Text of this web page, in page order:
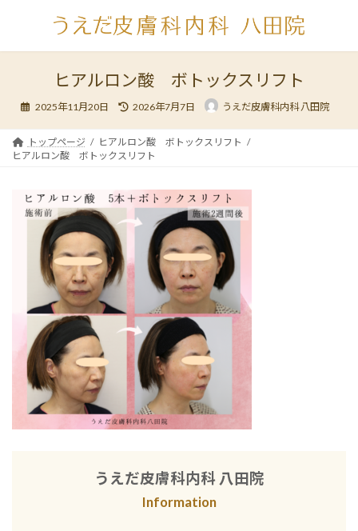
ン
ー
ヒアルロン酸 ボトックスリフト
2025年11月20日
終
新
日
時
:
2026年7月7日 うえだ皮膚科内科 八田院
トップページ
ヒアルロン酸 ボトックスリフト
ヒアルロン酸 ボトックスリフト
うえだ皮膚科内科 八田院
Information